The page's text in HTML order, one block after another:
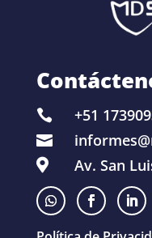
 +51

 Av. San